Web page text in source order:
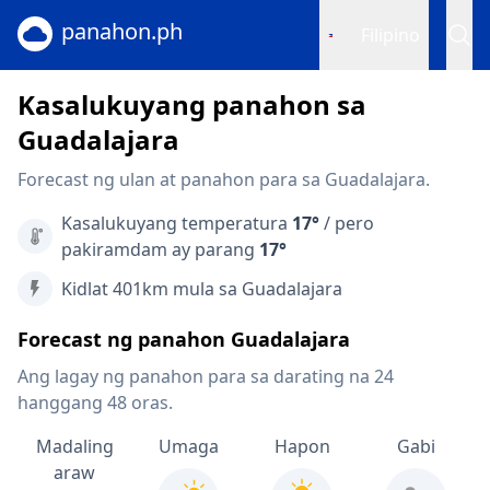
panahon.ph
Kasalukuyang panahon sa
Guadalajara
Forecast ng ulan at panahon para sa Guadalajara.
Kasalukuyang temperatura 17°/ pero
pakiramdam ay parang 17°
Kidlat 401km mula sa Guadalajara
Forecast ng panahon Guadalajara
Ang lagay ng panahon para sa darating na 24
hanggang 48 oras.
Madaling
araw
Umaga Hapon Gabi